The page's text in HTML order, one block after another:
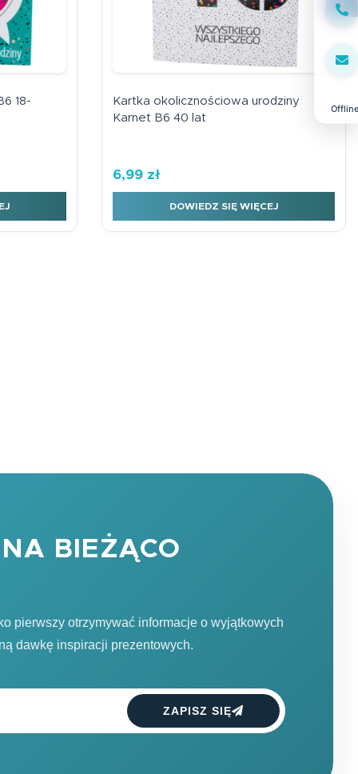
Offline
18-
Kartka okolicznościowa urodziny
Karnet B6 40 lat
6,99 zł
DOWIEDZ SIĘ WIĘCEJ
BIEŻĄCO
pierwszy otrzymywać informacje o wyjątkowych
dawkę inspiracji prezentowych.
ZAPISZ SIĘ